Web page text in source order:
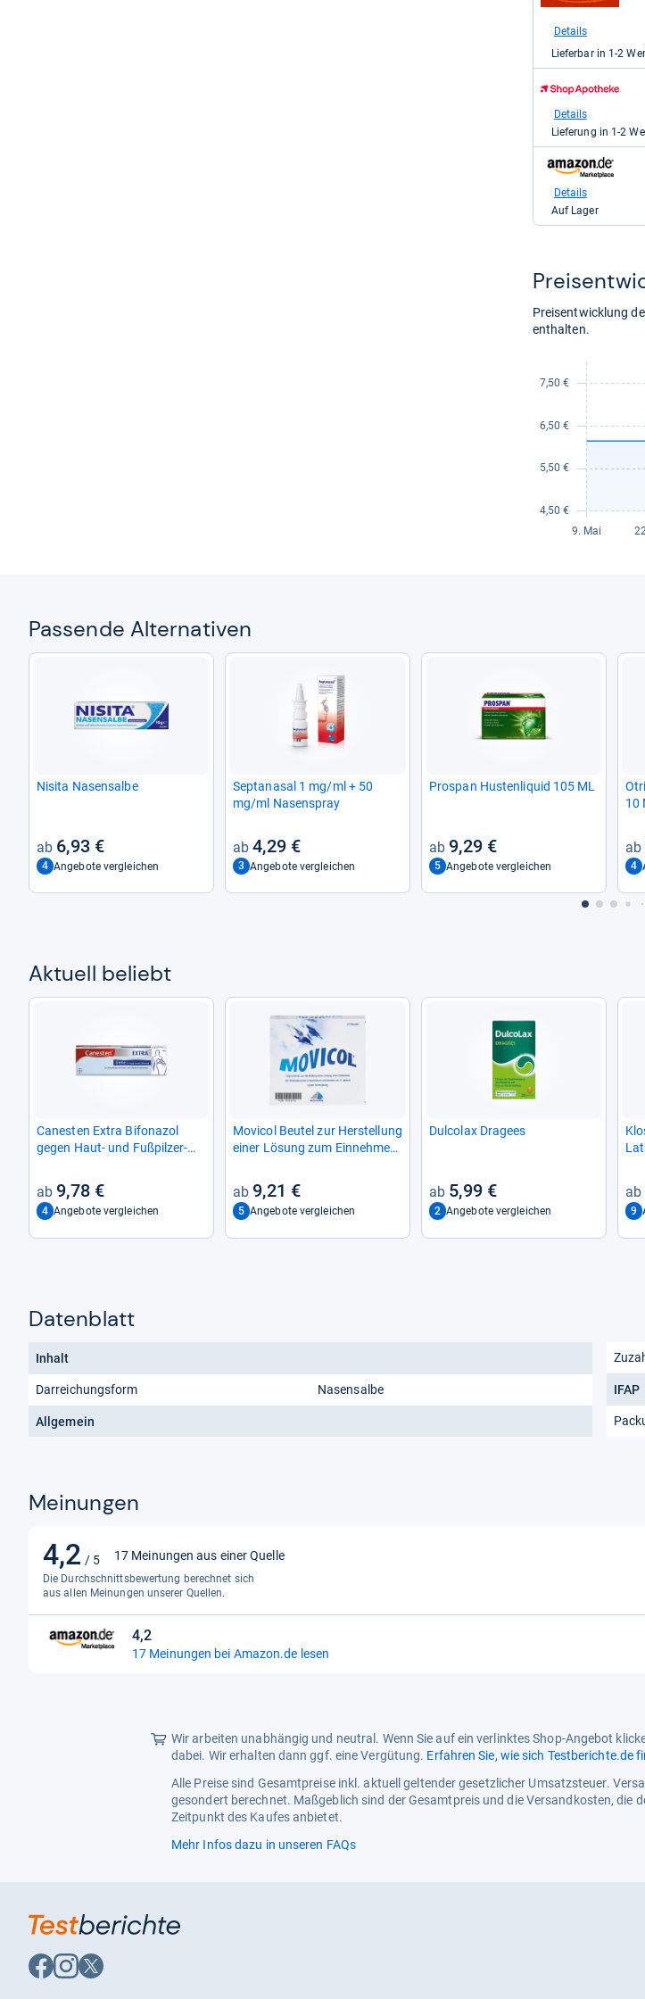
medpex
7,89
kaufen.
Details
Lieferbar in 1-2
Shop:
Shop
Apotheke
für
kaufen.
Details
Lieferung in 1-2
zum
Shop:
für
Details
Auf Lager
Preisentwicklung
enthalten.
Pas­sende Alter­na­ti­ven
Nisita Nasen­salbe
6,93 €
4 Angebote vergleichen
Sep­ta­na­sal 1 mg/ml + 50
mg/ml Nasen­spray
4,29 €
3 Angebote vergleichen
Pro­span Hus­ten­li­quid 105 ML
9,29 €
5 Angebote vergleichen
10
4
Aktu­ell beliebt
Canes­ten Extra Bifona­zol
gegen Haut-​ und Fuß­pil­zer­
9,78 €
4 Angebote vergleichen
Movi­col Beu­tel zur Her­stel­lung
einer Lösung zum Ein­neh­men
9,21 €
5 Angebote vergleichen
Dul­co­lax Dra­gees
5,99 €
2 Angebote vergleichen 9
Datenblatt
Inhalt
Darreichungsform Nasensalbe
Allgemein
IFAP
Meinungen
4,2 / 5
4,2
von
5
Sternen
17 Meinungen aus einer Quelle
Die Durchschnittsbewertung berechnet sich
aus allen Meinungen unserer Quellen.
4,2
4,2
von
17 Meinungen bei Amazon.de lesen
Wir arbeiten unabhängig und neutral. Wenn Sie auf ein verlinktes Shop-Angebot
dabei. Wir erhalten dann ggf. eine Vergütung. Erfahren Sie, wie sich Testberichte.de
Alle Preise sind Gesamtpreise inkl. aktuell geltender gesetzlicher Umsatzsteuer.
gesondert berechnet. Maßgeblich sind der Gesamtpreis und die Versandkosten, die
Zeitpunkt des Kaufes anbietet.
Mehr Infos dazu in unseren FAQs
Auf
Facebook
Auf
Instagram
Auf
X